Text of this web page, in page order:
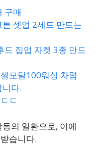
구매
셋업 2세트 만드는
드 집업 자켓 3종 만드
모달100워싱 차렵
다.
ㄷ
의 일환으로, 이에
습니다.